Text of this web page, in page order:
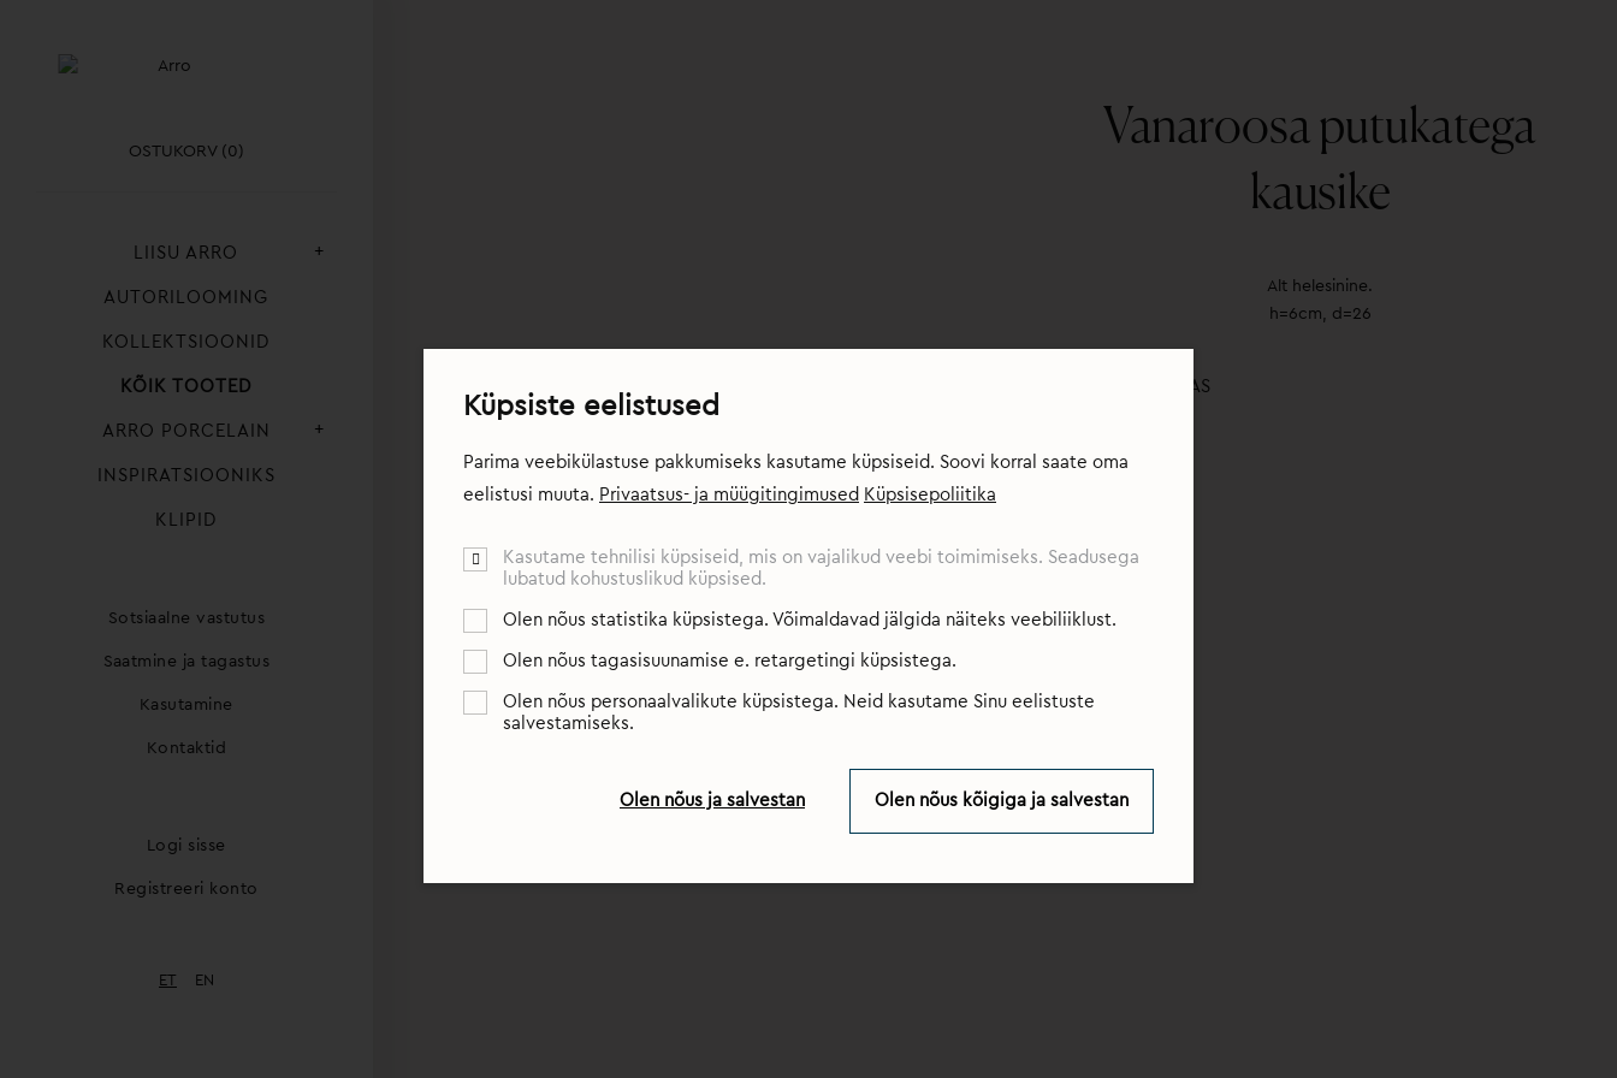
OSTUKORV (0)
LIISU ARRO +
AUTORILOOMING
KOLLEKTSIOONID
KÕIK TOOTED
ARRO PORCELAIN +
INSPIRATSIOONIKS
KLIPID
Sotsiaalne vastutus
Saatmine ja tagastus
Kasutamine
Kontaktid
Logi sisse
Registreeri konto
ET EN
Vanaroosa putukatega
kausike
Alt helesinine.
h=6cm, d=26
HETKEL OTSAS
Küpsiste eelistused
Parima veebikülastuse pakkumiseks kasutame küpsiseid. Soovi korral saate oma
eelistusi muuta. Privaatsus- ja müügitingimused Küpsisepoliitika
Kasutame tehnilisi küpsiseid, mis on vajalikud veebi toimimiseks. Seadusega
lubatud kohustuslikud küpsised.
Olen nõus statistika küpsistega. Võimaldavad jälgida näiteks veebiliiklust.
Olen nõus tagasisuunamise e. retargetingi küpsistega.
Olen nõus personaalvalikute küpsistega. Neid kasutame Sinu eelistuste
salvestamiseks.
Olen nõus ja salvestan Olen nõus kõigiga ja salvestan